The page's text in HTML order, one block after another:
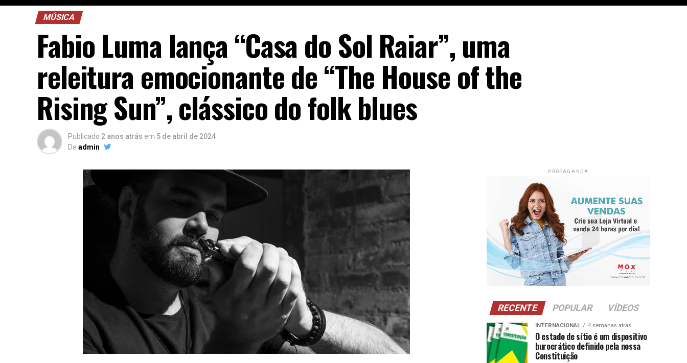
MÚSICA
Fabio Luma lança “Casa do Sol Raiar”, uma
releitura emocionante de “The House of the
Rising Sun”, clássico do folk blues
Publicado 2 anos atrás em 5 de abril de 2024
De admin
PROPAGANDA
RECENTE POPULAR VÍDEOS
INTERNACIONAL 4 semanas atrás
O estado de sítio é um dispositivo
burocrático definido pela nossa
Constituição